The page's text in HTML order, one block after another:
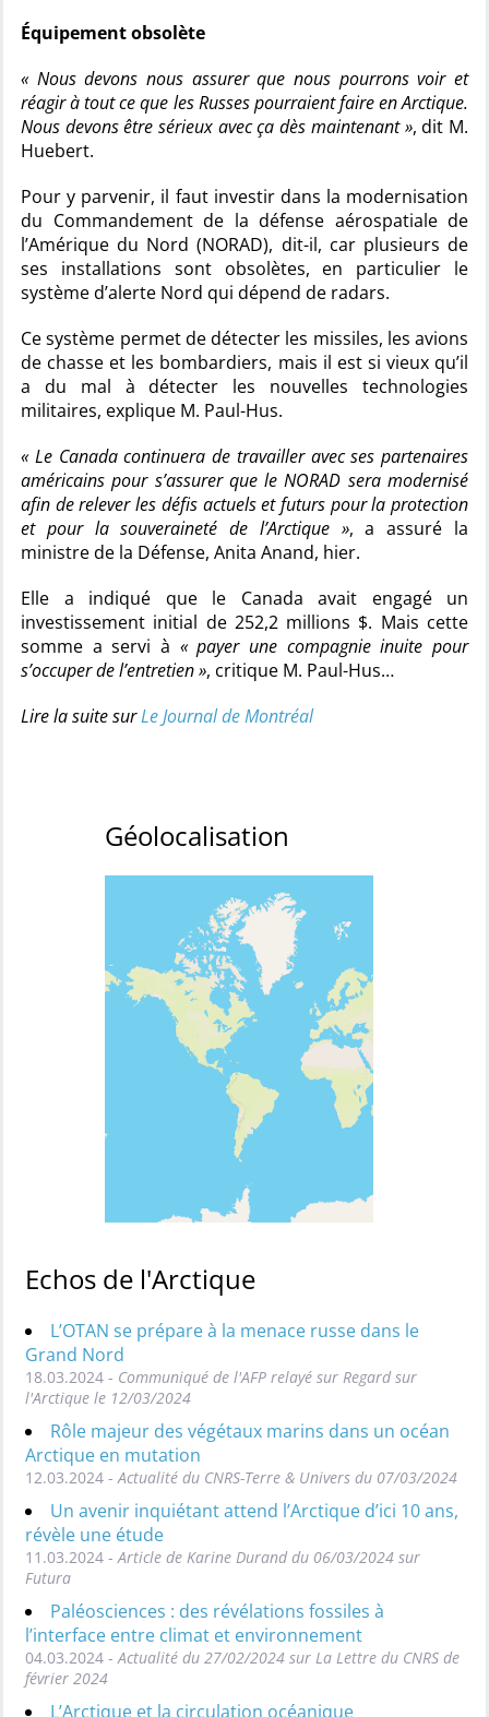
Équipement obsolète
« Nous devons nous assurer que nous pourrons voir et
réagir à tout ce que les Russes pourraient faire en Arctique.
Nous devons être sérieux avec ça dès maintenant », dit M.
Huebert.
Pour y parvenir, il faut investir dans la modernisation
du Commandement de la défense aérospatiale de
l’Amérique du Nord (NORAD), dit-il, car plusieurs de
ses installations sont obsolètes, en particulier le
système d’alerte Nord qui dépend de radars.
Ce système permet de détecter les missiles, les avions
de chasse et les bombardiers, mais il est si vieux qu’il
a du mal à détecter les nouvelles technologies
militaires, explique M. Paul-Hus.
« Le Canada continuera de travailler avec ses partenaires
américains pour s’assurer que le NORAD sera modernisé
afin de relever les défis actuels et futurs pour la protection
et pour la souveraineté de l’Arctique », a assuré la
ministre de la Défense, Anita Anand, hier.
Elle a indiqué que le Canada avait engagé un
investissement initial de 252,2 millions $. Mais cette
somme a servi à « payer une compagnie inuite pour
s’occuper de l’entretien », critique M. Paul-Hus…
Lire la suite surLe Journal de Montréal
Géolocalisation
Echos de l'Arctique
L’OTAN se prépare à la menace russe dans le
Grand Nord
18.03.2024 - Communiqué de l'AFP relayé sur Regard sur
l'Arctique le 12/03/2024
Rôle majeur des végétaux marins dans un océan
Arctique en mutation
12.03.2024 - Actualité du CNRS-Terre & Univers du 07/03/2024
Un avenir inquiétant attend l’Arctique d’ici 10 ans,
révèle une étude
11.03.2024 - Article de Karine Durand du 06/03/2024 sur
Futura
Paléosciences : des révélations fossiles à
l’interface entre climat et environnement
04.03.2024 - Actualité du 27/02/2024 sur La Lettre du CNRS de
février 2024
L’Arctique et la circulation océanique